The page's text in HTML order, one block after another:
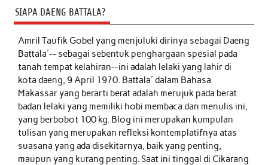
SIAPA DAENG BATTALA?
Amril Taufik Gobelyang menjuluki dirinya sebagai Daeng
Battala'-- sebagai sebentuk penghargaan spesial pada
tanah tempat kelahiran--ini adalah lelaki yang lahir di
kota daeng, 9 April 1970. Battala' dalam Bahasa
Makassar yang berarti berat adalah merujuk pada berat
badan lelaki yang memiliki hobi membaca dan menulis ini,
yang berbobot 100 kg. Blog ini merupakan kumpulan
tulisan yang merupakan refleksi kontemplatifnya atas
suasana yang ada disekitarnya, baik yang penting,
maupun yang kurang penting. Saat ini tinggal di Cikarang